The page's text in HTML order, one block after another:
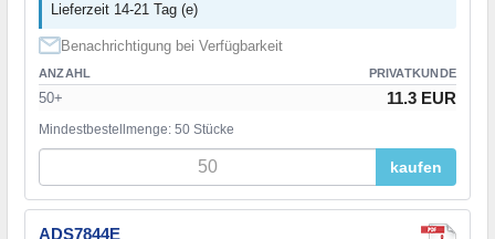
Lieferzeit 14-21 Tag (e)
Benachrichtigung bei Verfügbarkeit
ANZAHL PRIVATKUNDE
50+ 11.3 EUR
Mindestbestellmenge: 50 Stücke
kaufen
ADS7844E